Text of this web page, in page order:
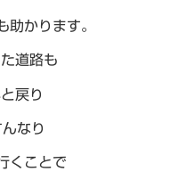
助かります。
道路も
戻り
なり
くことで